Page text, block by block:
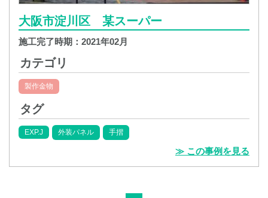
大阪市淀川区 某スーパー
施工完了時期： 2021年02月
カテゴリ
製作金物
タグ
EXP.J 外装パネル 手摺
≫ この事例を見る